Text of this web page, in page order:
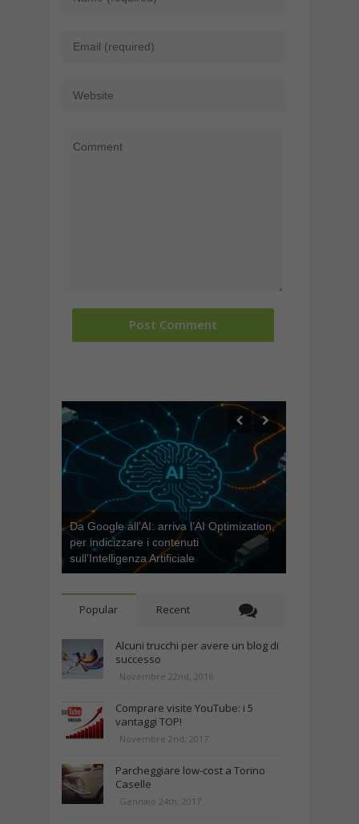
Da Google all’AI: arriva l’AI Optimization,
per indicizzare i contenuti
sull’Intelligenza Artificiale
Popular Recent
Alcuni trucchi per avere un blog di
successo
Novembre 22nd, 2016
Comprare visite YouTube: i 5
vantaggi TOP!
Novembre 2nd, 2017
Parcheggiare low-cost a Torino
Caselle
Gennaio 24th, 2017